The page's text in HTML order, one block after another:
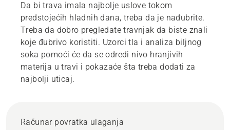
Da bi trava imala najbolje uslove tokom
predstojećih hladnih dana, treba da je nađubrite.
Treba da dobro pregledate travnjak da biste znali
koje đubrivo koristiti. Uzorci tla i analiza biljnog
soka pomoći će da se odredi nivo hranjivih
materija u travi i pokazaće šta treba dodati za
najbolji uticaj.
Računar povratka ulaganja